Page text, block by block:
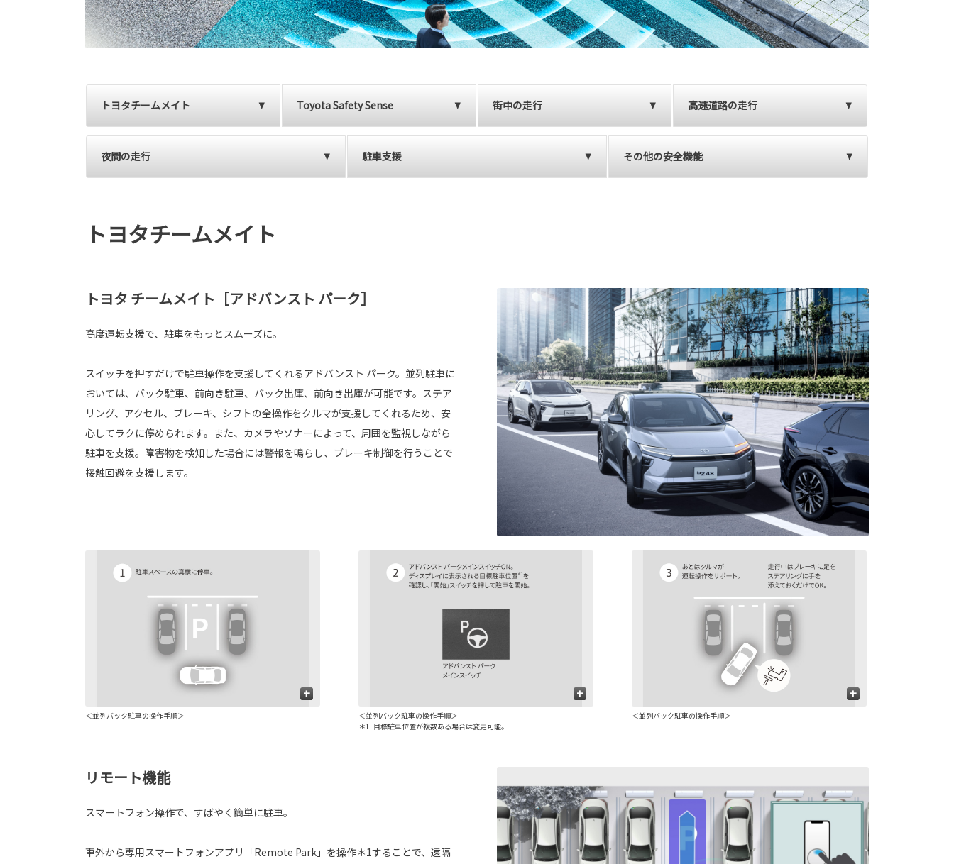
トヨタチームメイト Toyota Safety Sense 街中の走行 高速道路の走行
夜間の走行 駐車支援 その他の安全機能
トヨタチームメイト
トヨタ チームメイト［アドバンスト パーク］
高度運転支援で、駐車をもっとスムーズに。
スイッチを押すだけで駐車操作を支援してくれるアドバンスト パーク。並列駐車に
おいては、バック駐車、前向き駐車、バック出庫、前向き出庫が可能です。ステア
リング、アクセル、ブレーキ、シフトの全操作をクルマが支援してくれるため、安
心してラクに停められます。また、カメラやソナーによって、周囲を監視しながら
駐車を支援。障害物を検知した場合には警報を鳴らし、ブレーキ制御を行うことで
接触回避を支援します。
+
＜並列バック駐車の操作手順＞
+
＜並列バック駐車の操作手順＞
＊1. 目標駐車位置が複数ある場合は変更可能。
+
＜並列バック駐車の操作手順＞
リモート機能
スマートフォン操作で、すばやく簡単に駐車。
車外から専用スマートフォンアプリ「Remote Park」を操作＊1することで、遠隔